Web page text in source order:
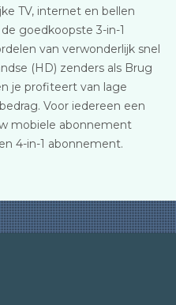
TV, internet en bellen
goedkoopste 3-in-1
van verwonderlijk snel
(HD) zenders als Brug
je profiteert van lage
Voor iedereen een
mobiele abonnement
4-in-1 abonnement.